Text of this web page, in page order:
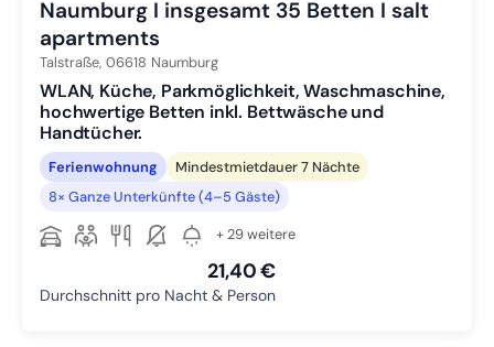
Naumburg I insgesamt 35 Betten I salt
apartments
Talstraße, 06618 Naumburg
WLAN, Küche, Parkmöglichkeit, Waschmaschine,
hochwertige Betten inkl. Bettwäsche und
Handtücher.
Ferienwohnung
Mindestmietdauer 7 Nächte
8× Ganze Unterkünfte (4–5 Gäste)
+ 29 weitere
21,40 €
Durchschnitt pro Nacht & Person